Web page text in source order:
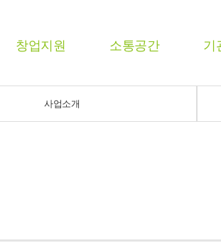
창업지원 소통공간 기
사업소개